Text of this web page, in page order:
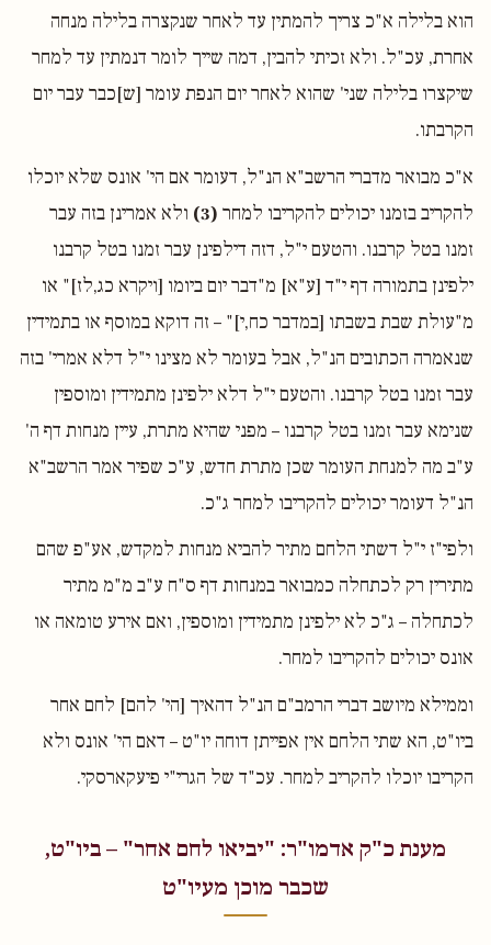
הוא בלילה א"כ צריך להמתין עד לאחר שנקצרה בלילה מנחה
אחרת, עכ"ל. ולא זכיתי להבין, דמה שייך לומר דנמתין עד למחר
שיקצרו בלילה שני' שהוא לאחר יום הנפת עומר [ש]כבר עבר יום
הקרבתו.
א"כ מבואר מדברי הרשב"א הנ"ל, דעומר אם הי' אונס שלא יוכלו
להקריב בזמנו יכולים להקריבו למחר (3)
ולא אמרינן בזה עבר
זמנו בטל קרבנו. והטעם י"ל, דזה דילפינן עבר זמנו בטל קרבנו
ילפינן בתמורה דף י"ד [ע"א] מ"דבר יום ביומו [ויקרא כג,לז]" או
מ"עולת שבת בשבתו [במדבר כח,י]" – זה דוקא במוסף או בתמידין
שנאמרה הכתובים הנ"ל, אבל בעומר לא מצינו י"ל דלא אמרי' בזה
עבר זמנו בטל קרבנו. והטעם י"ל דלא ילפינן מתמידין ומוספין
שנימא עבר זמנו בטל קרבנו – מפני שהיא מתרת, עיין מנחות דף ה'
ע"ב מה למנחת העומר שכן מתרת חדש, ע"כ שפיר אמר הרשב"א
הנ"ל דעומר יכולים להקריבו למחר ג"כ.
ולפי"ז י"ל דשתי הלחם מתיר להביא מנחות למקדש, אע"פ שהם
מתירין רק לכתחלה כמבואר במנחות דף ס"ח ע"ב מ"מ מתיר
לכתחלה – ג"כ לא ילפינן מתמידין ומוספין, ואם אירע טומאה או
אונס יכולים להקריבו למחר.
וממילא מיושב דברי הרמב"ם הנ"ל דהאיך [הי' להם] לחם אחר
ביו"ט, הא שתי הלחם אין אפייתן דוחה יו"ט – דאם הי' אונס ולא
הקריבו יוכלו להקריב למחר. עכ"ד של הגרי"י פיעקארסקי.
מענת כ"ק אדמו"ר: "יביאו לחם אחר" – ביו"ט,
שכבר מוכן מעיו"ט